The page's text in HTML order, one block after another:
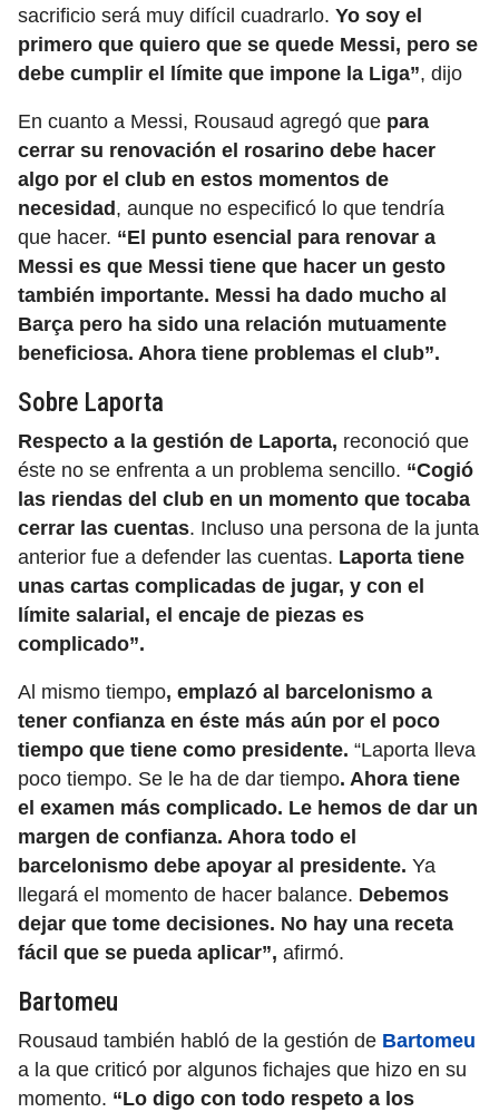
sacrificio será muy difícil cuadrarlo. Yo soy el
primero que quiero que se quede Messi, pero se
debe cumplir el límite que impone la Liga”, dijo
En cuanto a Messi, Rousaud agregó que para
cerrar su renovación el rosarino debe hacer
algo por el club en estos momentos de
necesidad , aunque no especificó lo que tendría
que hacer. “El punto esencial para renovar a
Messi es que Messi tiene que hacer un gesto
también importante. Messi ha dado mucho al
Barça pero ha sido una relación mutuamente
beneficiosa. Ahora tiene problemas el club”.
Sobre Laporta
Respecto a la gestión de Laporta, reconoció que
éste no se enfrenta a un problema sencillo. “Cogió
las riendas del club en un momento que tocaba
cerrar las cuentas. Incluso una persona de la junta
anterior fue a defender las cuentas. Laporta tiene
unas cartas complicadas de jugar, y con el
límite salarial, el encaje de piezas es
complicado”.
Al mismo tiempo, emplazó al barcelonismo a
tener confianza en éste más aún por el poco
tiempo que tiene como presidente. “Laporta lleva
poco tiempo. Se le ha de dar tiempo. Ahora tiene
el examen más complicado. Le hemos de dar un
margen de confianza. Ahora todo el
barcelonismo debe apoyar al presidente. Ya
llegará el momento de hacer balance. Debemos
dejar que tome decisiones. No hay una receta
fácil que se pueda aplicar”, afirmó.
Bartomeu
Rousaud también habló de la gestión de Bartomeu
a la que criticó por algunos fichajes que hizo en su
momento. “Lo digo con todo respeto a los